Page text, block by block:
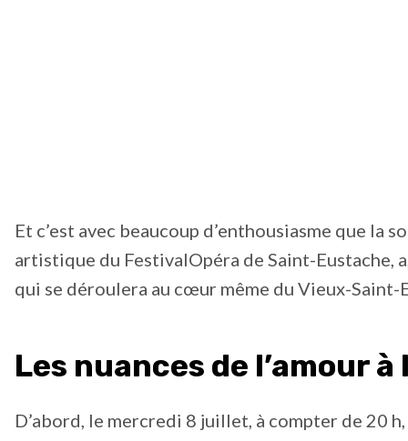
Et c’est avec beaucoup d’enthousiasme que
artistique du FestivalOpéra de Saint-Eustache,
qui se déroulera au cœur même du Vieux-Saint-
Les nuances de l’amour à
D’abord, le mercredi 8 juillet, à compter de 20